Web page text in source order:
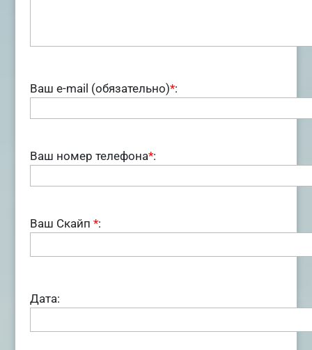
Ваш e-mail (обязательно)*:
Ваш номер телефона*:
Ваш Скайп *:
Дата: